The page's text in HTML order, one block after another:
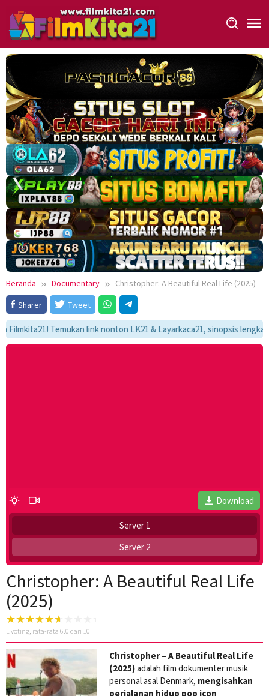
konten
Beranda Documentary
Christopher: A Beautiful Real Life (2025)
Sharer
Tweet
Temukan link nonton LK21 & Layarkaca21, sinopsis lengkap,
Download
Server 1
Server 2
Christopher: A Beautiful Real Life
(2025)
1 voting, rata-rata 6.0 dari 10
Christopher – A Beautiful Real Life
(2025)adalah film dokumenter musik
personal asal Denmark, mengisahkan
perjalanan hidup pop icon